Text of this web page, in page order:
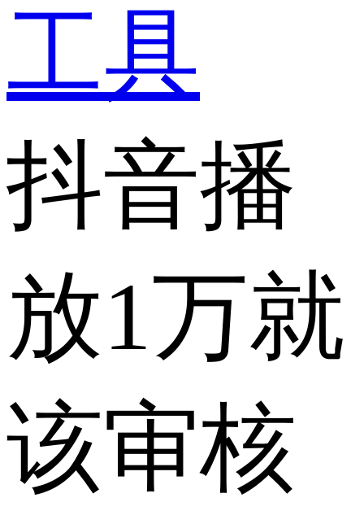
工具
抖音播
放1万就
该审核